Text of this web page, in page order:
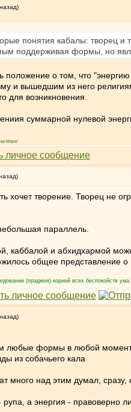
понятия кабалы: творец
поддерживая формы, но
положение о том, что
и вышедшим из него
для возникновения.
суммарной нулевой
Мира"
хочет творение. Творец не
параллель.
каббалой и абхидхармой
общее представление о
(праджня) корней всех беспокойств ума.
любые формы в любой
из собачьего кала
много над этим думал,
а энергия - правоверно